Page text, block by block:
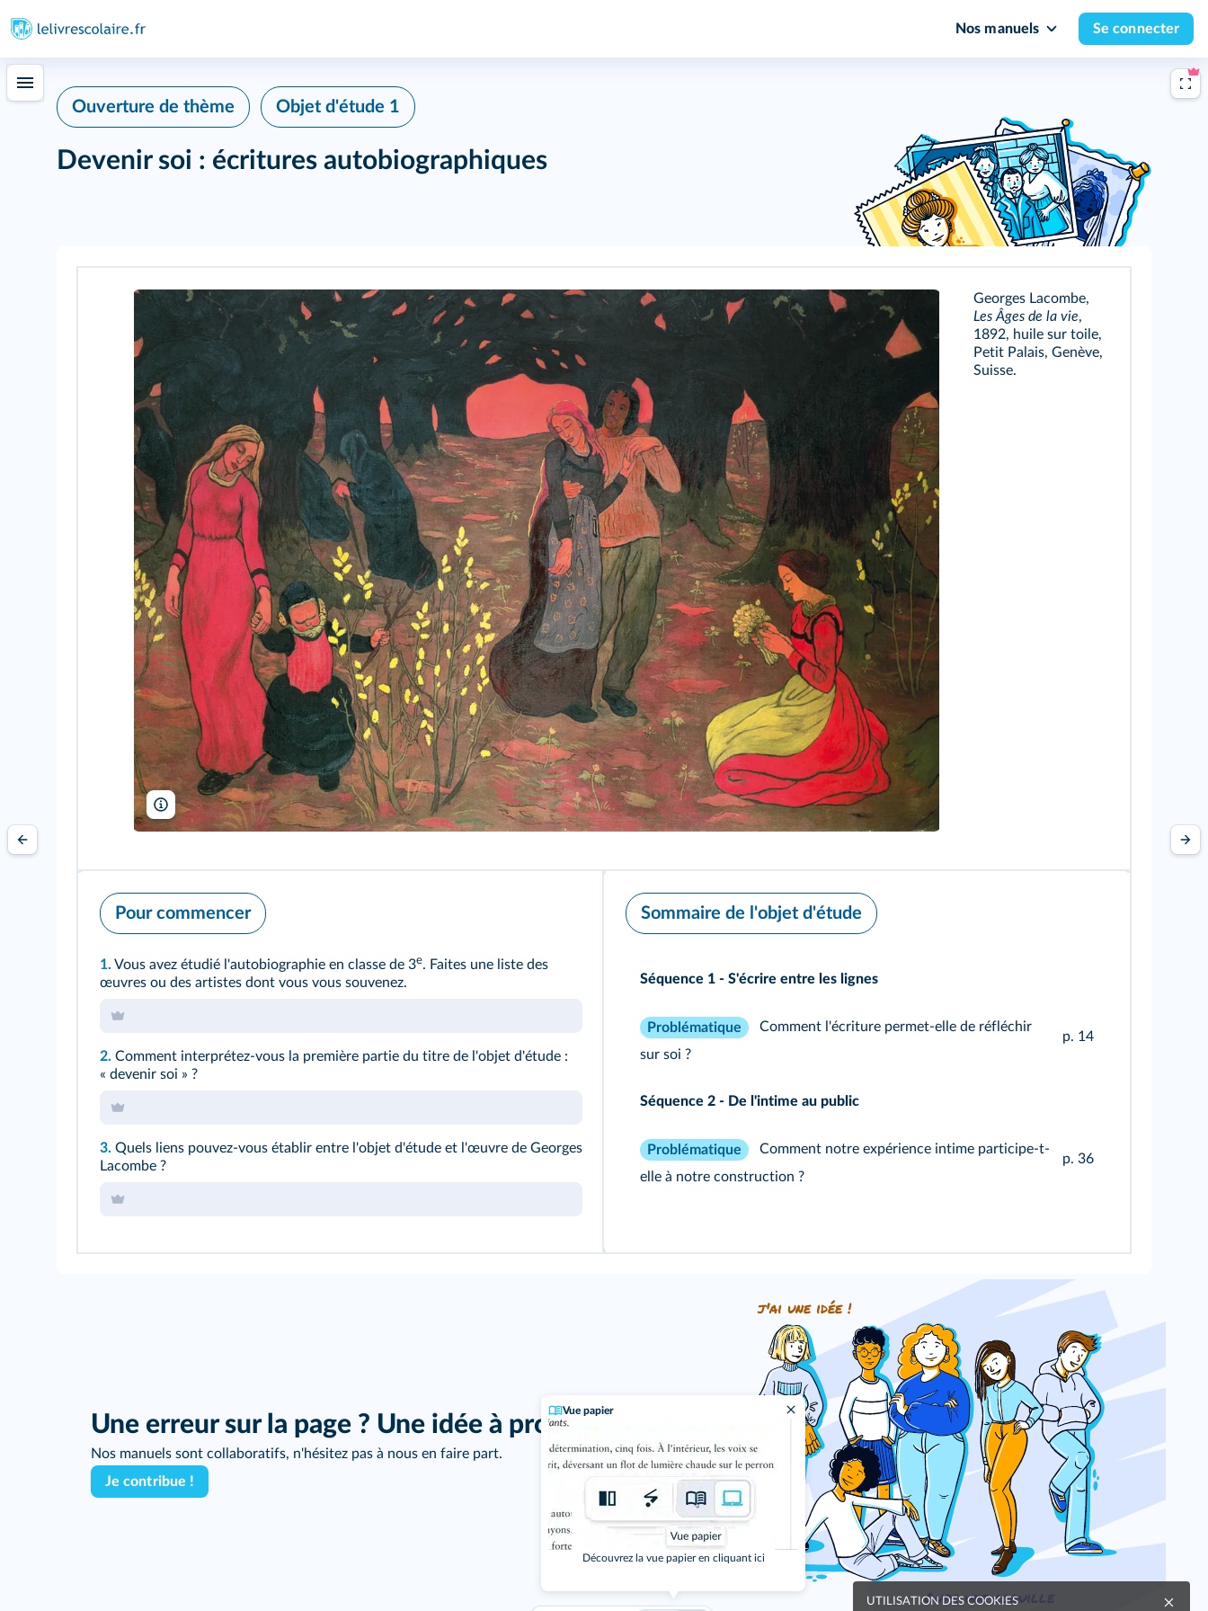
Nos manuels Se connecter
Vue papier
Découvrez la vue papier en cliquant ici
Ouverture de thème Objet d'étude 1
Devenir soi : écritures autobiographiques
Bridgeman
Georges Lacombe,
Les Âges de la vie,
1892, huile sur toile,
Petit Palais, Genève,
Suisse.
Pour commencer
1. Vous avez étudié l'autobiographie en classe de 3e. Faites une liste des
œuvres ou des artistes dont vous vous souvenez.
2. Comment interprétez-vous la première partie du titre de l'objet d'étude :
« devenir soi » ?
3. Quels liens pouvez-vous établir entre l'objet d'étude et l'œuvre de Georges
Lacombe ?
Sommaire de l'objet d'étude
Séquence 1 - S'écrire entre les lignes
Problématique
Comment l'écriture permet-elle de réfléchir
sur soi ?
p. 14
Séquence 2 - De l'intime au public
Problématique
Comment notre expérience intime participe-t-
elle à notre construction ?
p. 36
Une erreur sur la page ? Une idée à proposer ?
Nos manuels sont collaboratifs, n'hésitez pas à nous en faire part.
Je contribue !
j'ai une idée !
Oups, une coquille
UTILISATION DES COOKIES